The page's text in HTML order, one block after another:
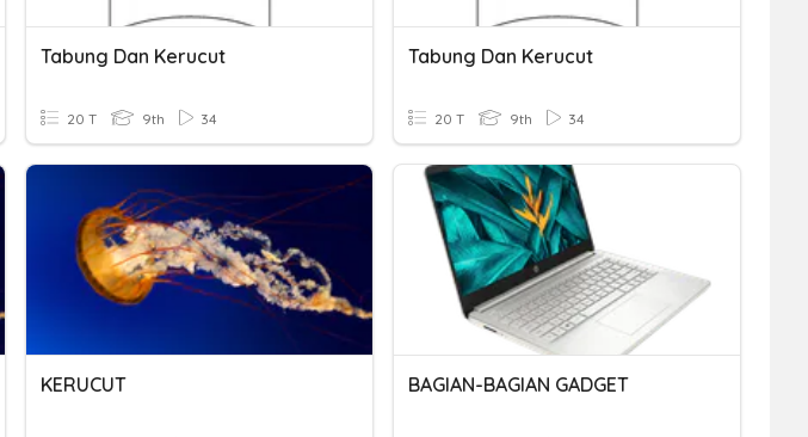
Tabung Dan Kerucut
20 T 9th 34
Tabung Dan Kerucut
20 T 9th 34
KERUCUT BAGIAN-BAGIAN GADGET